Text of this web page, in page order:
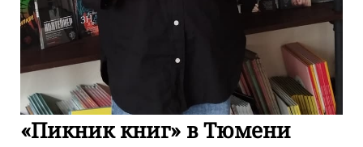
«Пикник книг» в Тюмени